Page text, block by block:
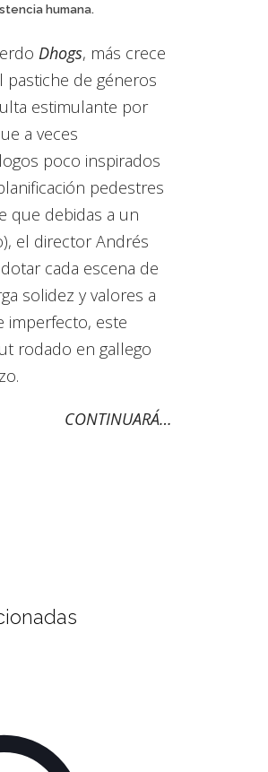
humana.
Dhogs, más crece
pastiche de géneros
estimulante por
a veces
poco inspirados
pedestres
que debidas a un
el director Andrés
cada escena de
solidez y valores a
imperfecto, este
rodado en gallego
CONTINUARÁ…